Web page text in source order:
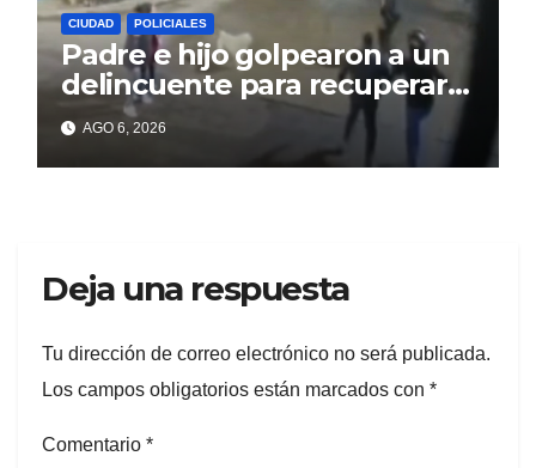
CIUDAD POLICIALES
Padre e hijo golpearon a un
delincuente para recuperar
un celular robado en Berisso
AGO 6, 2026
Deja una respuesta
Tu dirección de correo electrónico no será publicada.
Los campos obligatorios están marcados con *
Comentario *